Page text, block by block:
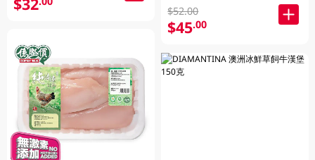
$52.00
$45.00